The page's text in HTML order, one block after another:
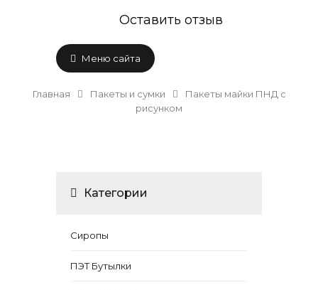
Оставить отзыв
Меню сайта
Главная Пакеты и сумки
Пакеты майки ПНД с
рисунком
Категории
Сиропы
ПЭТ Бутылки